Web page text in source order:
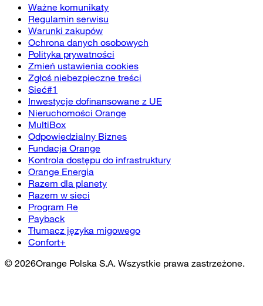
Ważne komunikaty
Regulamin serwisu
Warunki zakupów
Ochrona danych osobowych
Polityka prywatności
Zmień ustawienia cookies
Zgłoś niebezpieczne treści
Sieć#1
Inwestycje dofinansowane z UE
Nieruchomości Orange
MultiBox
Odpowiedzialny Biznes
Fundacja Orange
Kontrola dostępu do infrastruktury
Orange Energia
Razem dla planety
Razem w sieci
Program Re
Payback
Tłumacz języka migowego
Confort+
© 2026Orange Polska S.A. Wszystkie prawa zastrzeżone.